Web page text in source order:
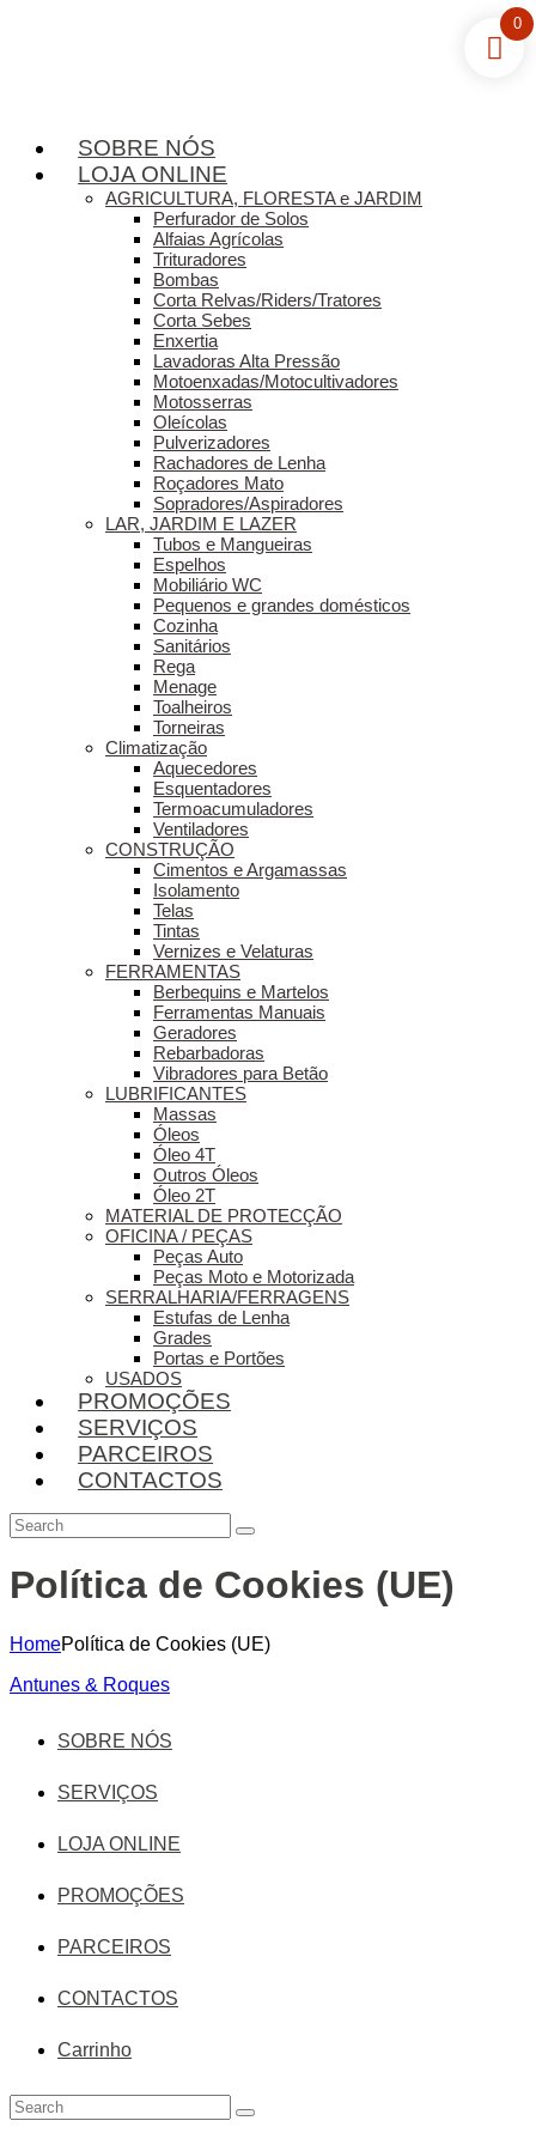
SOBRE NÓS
LOJA ONLINE
AGRICULTURA, FLORESTA e JARDIM
Perfurador de Solos
Alfaias Agrícolas
Trituradores
Bombas
Corta Relvas/Riders/Tratores
Corta Sebes
Enxertia
Lavadoras Alta Pressão
Motoenxadas/Motocultivadores
Motosserras
Oleícolas
Pulverizadores
Rachadores de Lenha
Roçadores Mato
Sopradores/Aspiradores
LAR, JARDIM E LAZER
Tubos e Mangueiras
Espelhos
Mobiliário WC
Pequenos e grandes domésticos
Cozinha
Sanitários
Rega
Menage
Toalheiros
Torneiras
Climatização
Aquecedores
Esquentadores
Termoacumuladores
Ventiladores
CONSTRUÇÃO
Cimentos e Argamassas
Isolamento
Telas
Tintas
Vernizes e Velaturas
FERRAMENTAS
Berbequins e Martelos
Ferramentas Manuais
Geradores
Rebarbadoras
Vibradores para Betão
LUBRIFICANTES
Massas
Óleos
Óleo 4T
Outros Óleos
Óleo 2T
MATERIAL DE PROTECÇÃO
OFICINA / PEÇAS
Peças Auto
Peças Moto e Motorizada
SERRALHARIA/FERRAGENS
Estufas de Lenha
Grades
Portas e Portões
USADOS
PROMOÇÕES
SERVIÇOS
PARCEIROS
CONTACTOS
Política de Cookies (UE)
HomePolítica de Cookies (UE)
Antunes & Roques
SOBRE NÓS
SERVIÇOS
LOJA ONLINE
PROMOÇÕES
PARCEIROS
CONTACTOS
Carrinho
0